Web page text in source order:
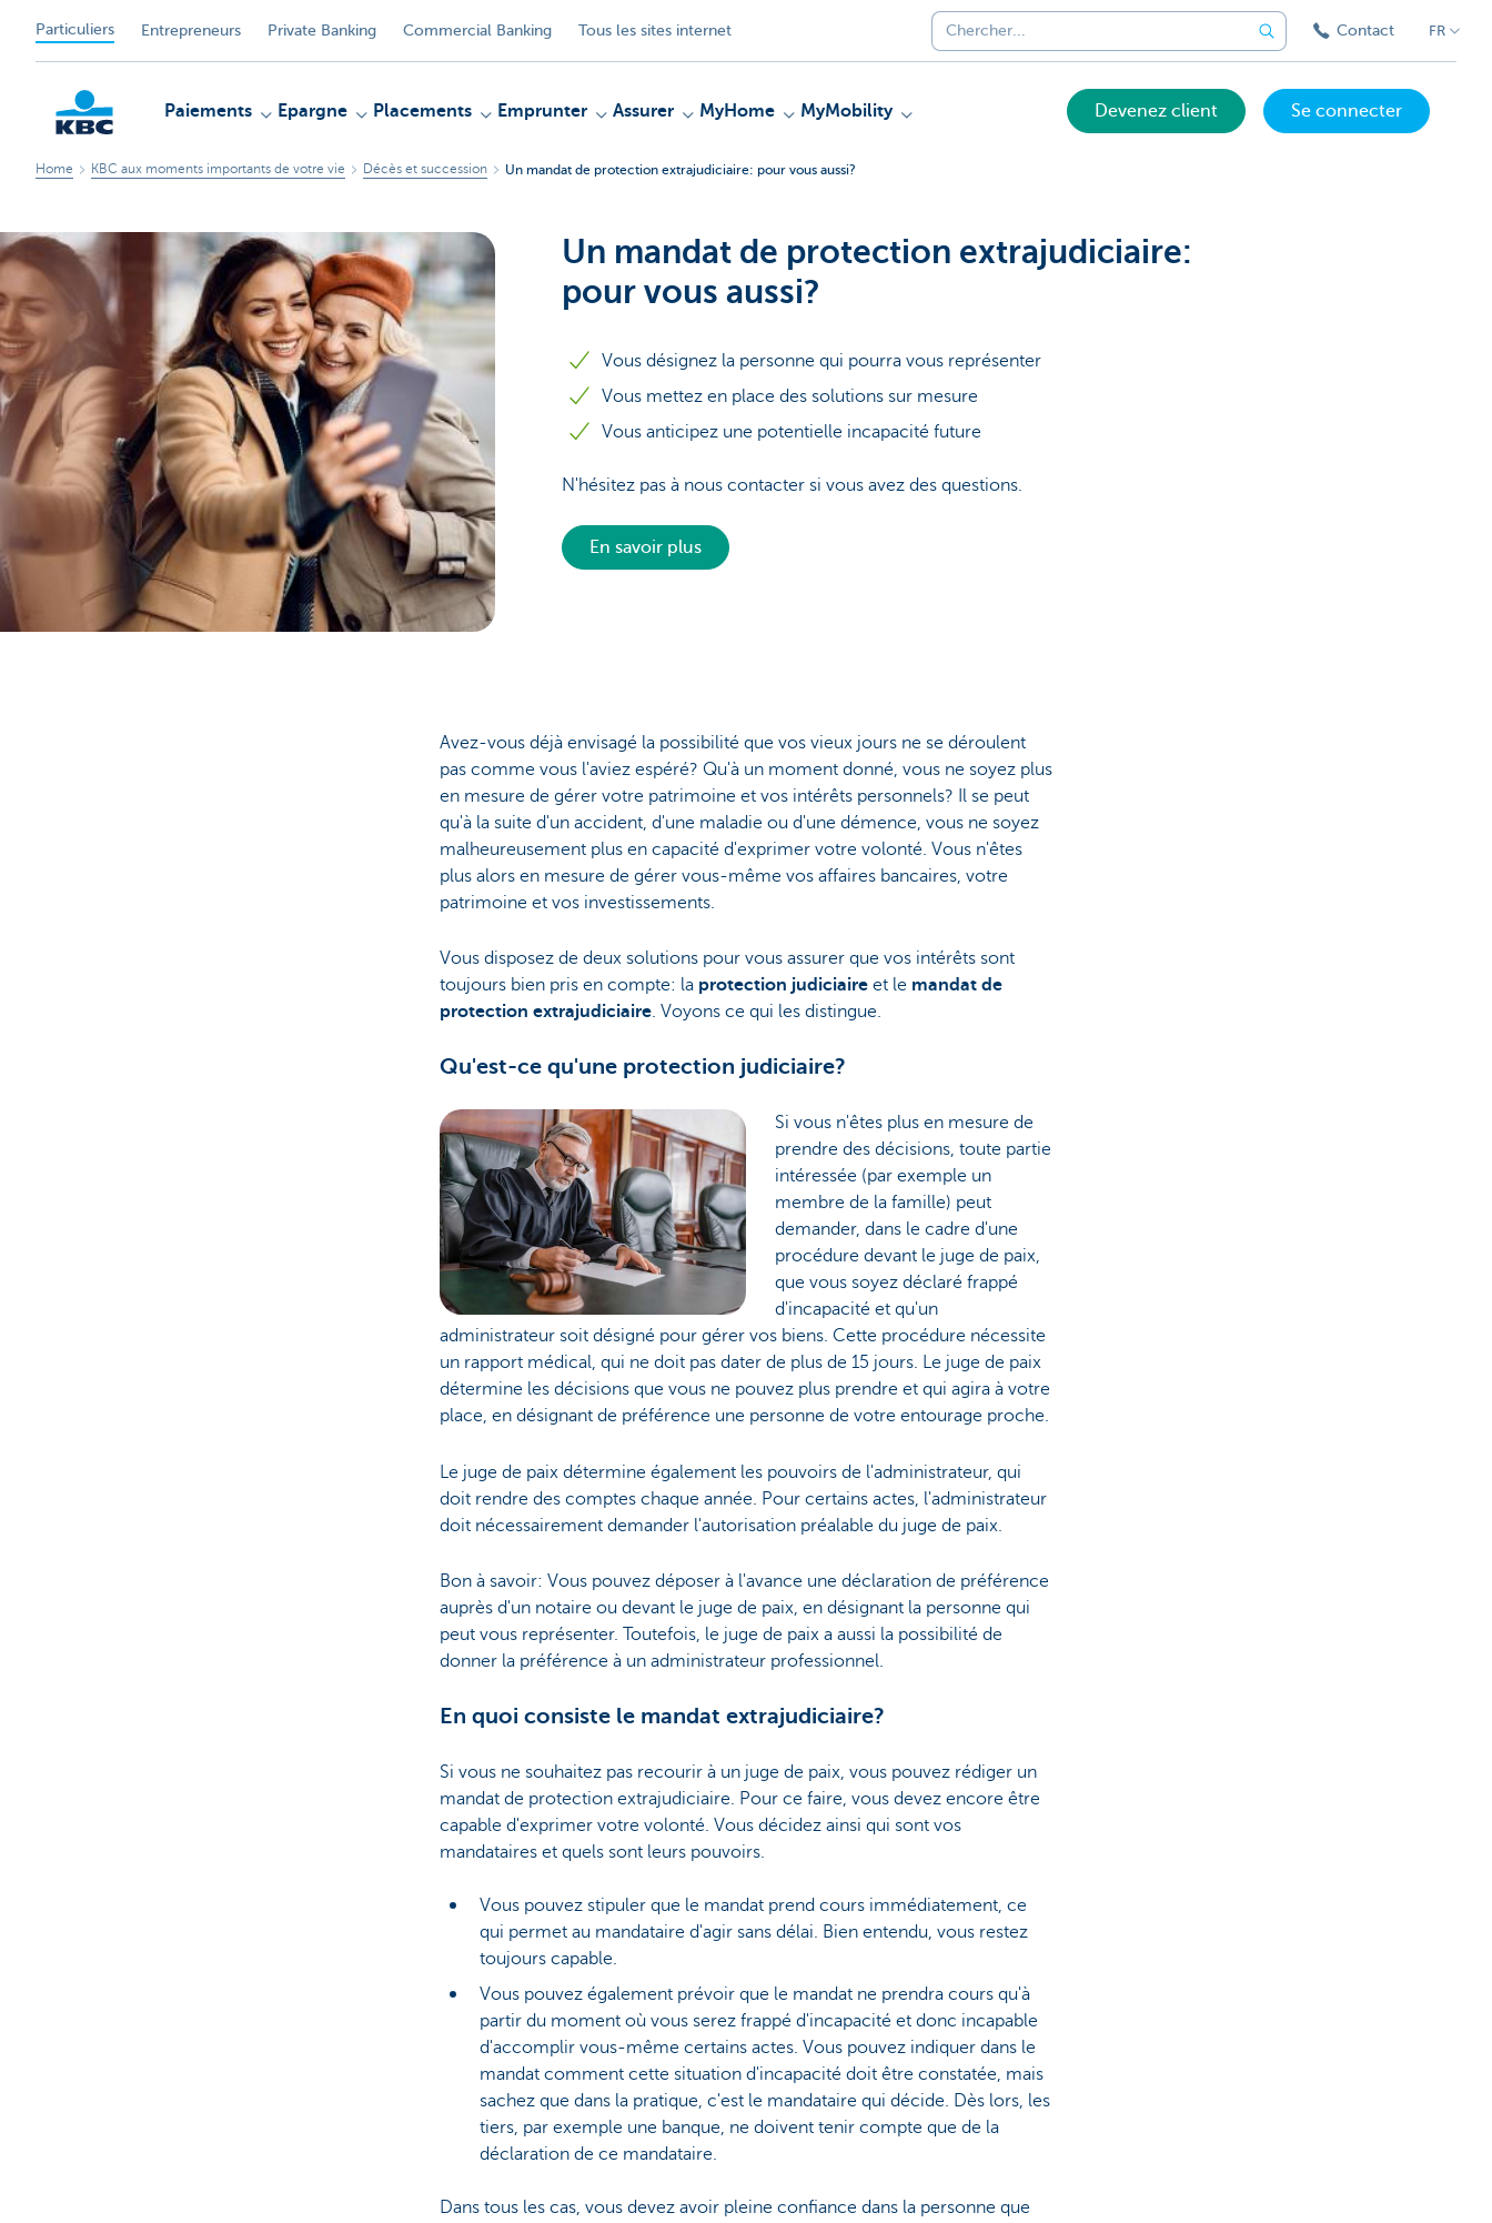
Particuliers Entrepreneurs Private Banking Commercial Banking Tous les sites internet Contact FR
Particulieren
Paiements Epargne Placements Emprunter Assurer MyHome MyMobility Devenez client Se connecter
Home KBC aux moments importants de votre vie Décès et succession Un mandat de protection extrajudiciaire: pour vous aussi?
Un mandat de protection extrajudiciaire:
pour vous aussi?
Vous désignez la personne qui pourra vous représenter
Vous mettez en place des solutions sur mesure
Vous anticipez une potentielle incapacité future
N'hésitez pas à nous contacter si vous avez des questions.
En savoir plus
Avez-vous déjà envisagé la possibilité que vos vieux jours ne se déroulent
pas comme vous l'aviez espéré? Qu'à un moment donné, vous ne soyez plus
en mesure de gérer votre patrimoine et vos intérêts personnels? Il se peut
qu'à la suite d'un accident, d'une maladie ou d'une démence, vous ne soyez
malheureusement plus en capacité d'exprimer votre volonté. Vous n'êtes
plus alors en mesure de gérer vous-même vos affaires bancaires, votre
patrimoine et vos investissements.
Vous disposez de deux solutions pour vous assurer que vos intérêts sont
toujours bien pris en compte: la protection judiciaire et le mandat de
protection extrajudiciaire. Voyons ce qui les distingue.
Qu'est-ce qu'une protection judiciaire?
Si vous n'êtes plus en mesure de
prendre des décisions, toute partie
intéressée (par exemple un
membre de la famille) peut
demander, dans le cadre d'une
procédure devant le juge de paix,
que vous soyez déclaré frappé
d'incapacité et qu'un
administrateur soit désigné pour gérer vos biens. Cette procédure nécessite
un rapport médical, qui ne doit pas dater de plus de 15 jours. Le juge de paix
détermine les décisions que vous ne pouvez plus prendre et qui agira à votre
place, en désignant de préférence une personne de votre entourage proche.
Le juge de paix détermine également les pouvoirs de l'administrateur, qui
doit rendre des comptes chaque année. Pour certains actes, l'administrateur
doit nécessairement demander l'autorisation préalable du juge de paix.
Bon à savoir: Vous pouvez déposer à l'avance une déclaration de préférence
auprès d'un notaire ou devant le juge de paix, en désignant la personne qui
peut vous représenter. Toutefois, le juge de paix a aussi la possibilité de
donner la préférence à un administrateur professionnel.
En quoi consiste le mandat extrajudiciaire?
Si vous ne souhaitez pas recourir à un juge de paix, vous pouvez rédiger un
mandat de protection extrajudiciaire. Pour ce faire, vous devez encore être
capable d'exprimer votre volonté. Vous décidez ainsi qui sont vos
mandataires et quels sont leurs pouvoirs.
Vous pouvez stipuler que le mandat prend cours immédiatement, ce
qui permet au mandataire d'agir sans délai. Bien entendu, vous restez
toujours capable.
Vous pouvez également prévoir que le mandat ne prendra cours qu'à
partir du moment où vous serez frappé d'incapacité et donc incapable
d'accomplir vous-même certains actes. Vous pouvez indiquer dans le
mandat comment cette situation d'incapacité doit être constatée, mais
sachez que dans la pratique, c'est le mandataire qui décide. Dès lors, les
tiers, par exemple une banque, ne doivent tenir compte que de la
déclaration de ce mandataire.
Dans tous les cas, vous devez avoir pleine confiance dans la personne que